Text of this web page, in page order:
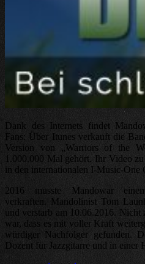
Dank des Internets findet
Fans: Über Itunes verkauft die
Version von „Warriors of the
1.000.000 Mal gehört. Ihr Video
in den internationalen I-Music-One
2016 musste Mandowar
verkraften. Mandolinist Tom
und verstarb am 10.06.2016.
war, dass es mit voller Kraft
würdiger Nachfolger gefunden.
Dozent für Jazzgitarre und in einer